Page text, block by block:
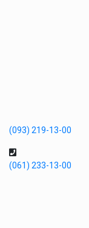
(093) 219-13-00
(061) 233-13-00